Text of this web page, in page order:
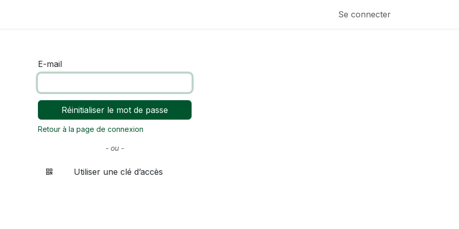
Se connecter
E-mail
Réinitialiser le mot de passe
Retour à la page de connexion
- ou -
Utiliser une clé d’accès